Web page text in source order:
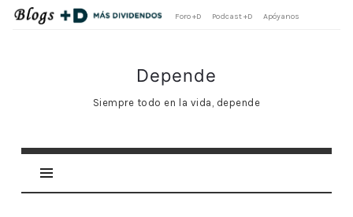
Foro +D Podcast +D Apóyanos
Depende
Depende
Siempre todo en la vida, depende